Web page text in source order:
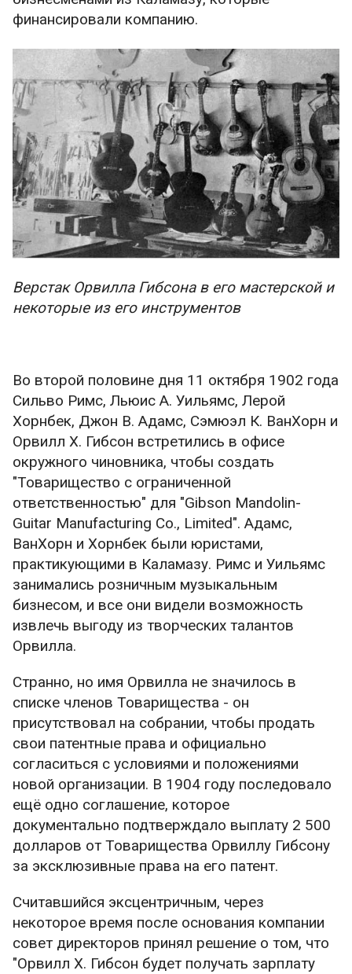
финансировали компанию.
Верстак Орвилла Гибсона в его мастерской и
некоторые из его инструментов
Во второй половине дня 11 октября 1902 года
Сильво Римс, Льюис А. Уильямс, Лерой
Хорнбек, Джон В. Адамс, Сэмюэл К. ВанХорн и
Орвилл Х. Гибсон встретились в офисе
окружного чиновника, чтобы создать
"Товарищество с ограниченной
ответственностью" для "Gibson Mandolin-
Guitar Manufacturing Co., Limited". Адамс,
ВанХорн и Хорнбек были юристами,
практикующими в Каламазу. Римс и Уильямс
занимались розничным музыкальным
бизнесом, и все они видели возможность
извлечь выгоду из творческих талантов
Орвилла.
Странно, но имя Орвилла не значилось в
списке членов Товарищества - он
присутствовал на собрании, чтобы продать
свои патентные права и официально
согласиться с условиями и положениями
новой организации. В 1904 году последовало
ещё одно соглашение, которое
документально подтверждало выплату 2 500
долларов от Товарищества Орвиллу Гибсону
за эксклюзивные права на его патент.
Считавшийся эксцентричным, через
некоторое время после основания компании
совет директоров принял решение о том, что
"Орвилл Х. Гибсон будет получать зарплату